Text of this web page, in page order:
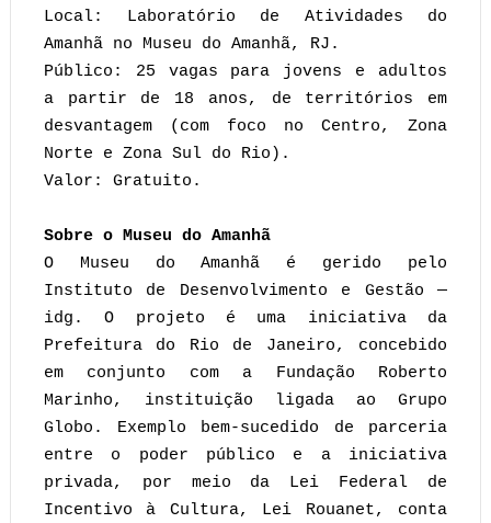
Local: Laboratório de Atividades do
Amanhã no Museu do Amanhã, RJ.
Público: 25 vagas para jovens e adultos
a partir de 18 anos, de territórios em
desvantagem (com foco no Centro, Zona
Norte e Zona Sul do Rio).
Valor: Gratuito.
Sobre o Museu do Amanhã
O Museu do Amanhã é gerido pelo
Instituto de Desenvolvimento e Gestão —
idg. O projeto é uma iniciativa da
Prefeitura do Rio de Janeiro, concebido
em conjunto com a Fundação Roberto
Marinho, instituição ligada ao Grupo
Globo. Exemplo bem-sucedido de parceria
entre o poder público e a iniciativa
privada, por meio da Lei Federal de
Incentivo à Cultura, Lei Rouanet, conta